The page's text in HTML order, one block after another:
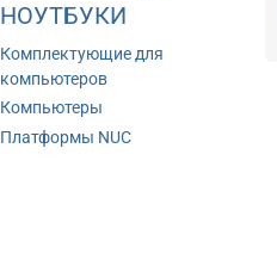
НОУТБУКИ
Комплектующие для
компьютеров
Компьютеры
Платформы NUC